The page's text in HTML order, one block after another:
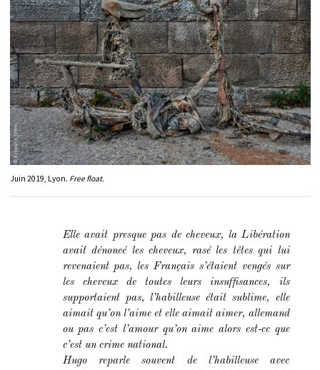
Juin 2019, Lyon. Free float.
Elle avait presque pas de cheveux, la Libération
avait dénoncé les cheveux, rasé les têtes qui lui
revenaient pas, les Français s’étaient vengés sur
les cheveux de toutes leurs insuffisances, ils
supportaient pas, l’habilleuse était sublime, elle
aimait qu’on l’aime et elle aimait aimer, allemand
ou pas c’est l’amour qu’on aime alors est-ce que
c’est un crime national.
Hugo reparle souvent de l’habilleuse avec